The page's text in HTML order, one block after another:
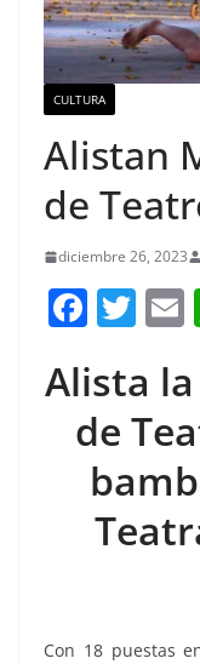
CULTURA
Alistan
de
diciembre 26, 2023
F
c
e
b
o
o
T
itt
er l
Alista
de
Con 18 puestas